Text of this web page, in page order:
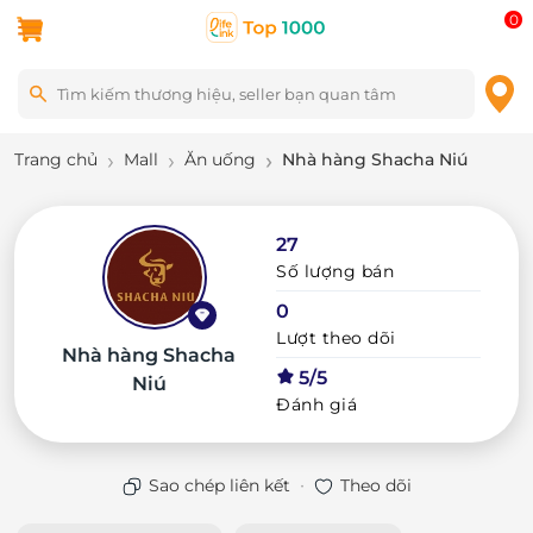
0
Trang chủ Mall Ăn uống Nhà hàng Shacha Niú
Nhà hàng Shacha
Niú
27
Số lượng bán
0
Lượt theo dõi
5/5
Đánh giá
Sao chép liên kết · Theo dõi